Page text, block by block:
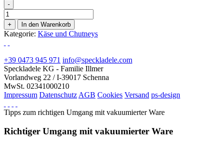
-
Rotwein-
Hartkäse
Menge
+ In den Warenkorb
Kategorie: Käse und Chutneys
+39 0473 945 971 info@speckladele.com
Speckladele KG - Familie Illmer
Vorlandweg 22 / I-39017 Schenna
MwSt. 02341000210
Impressum Datenschutz AGB Cookies Versand ps-design
Tipps zum richtigen Umgang mit vakuumierter Ware
Richtiger Umgang mit vakuumierter Ware